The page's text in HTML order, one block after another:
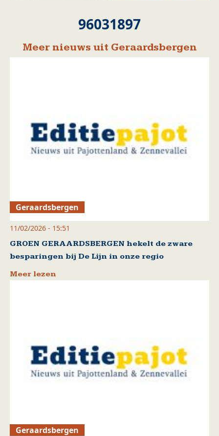
96031897
Meer nieuws uit Geraardsbergen
Geraardsbergen
11/02/2026 - 15:51
GROEN GERAARDSBERGEN hekelt de zware
besparingen bij De Lijn in onze regio
Meer lezen
Geraardsbergen